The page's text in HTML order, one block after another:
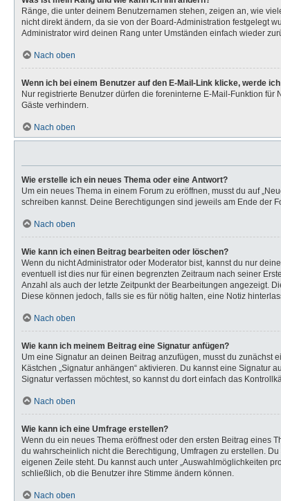
Ränge, die unter deinem Benutzernamen stehen, zeigen an, wie
nicht direkt ändern, da sie von der Board-Administration festgelegt
Administrator wird deinen Rang unter Umständen einfach wieder
Nach oben
Wenn ich bei einem Benutzer auf den E-Mail-Link klicke, werde
Nur registrierte Benutzer dürfen die foreninterne E-Mail-Funktion
Gäste verhindern.
Nach oben
Wie erstelle ich ein neues Thema oder eine Antwort?
Um ein neues Thema in einem Forum zu eröffnen, musst du auf
schreiben kannst. Deine Berechtigungen sind jeweils am Ende der
Nach oben
Wie kann ich einen Beitrag bearbeiten oder löschen?
Wenn du nicht Administrator oder Moderator bist, kannst du nur
eventuell ist dies nur für einen begrenzten Zeitraum nach seiner
Anzahl als auch der letzte Zeitpunkt der Bearbeitungen angezeigt.
Diese können jedoch, falls sie es für nötig halten, eine Notiz
Nach oben
Wie kann ich meinem Beitrag eine Signatur anfügen?
Um eine Signatur an deinen Beitrag anzufügen, musst du
Kästchen „Signatur anhängen“ aktivieren. Du kannst eine
Signatur verfassen möchtest, so kannst du dort einfach das
Nach oben
Wie kann ich eine Umfrage erstellen?
Wenn du ein neues Thema eröffnest oder den ersten Beitrag eines
du wahrscheinlich nicht die Berechtigung, Umfragen zu erstellen.
eigenen Zeile steht. Du kannst auch unter „Auswahlmöglichkeiten
schließlich, ob die Benutzer ihre Stimme ändern können.
Nach oben